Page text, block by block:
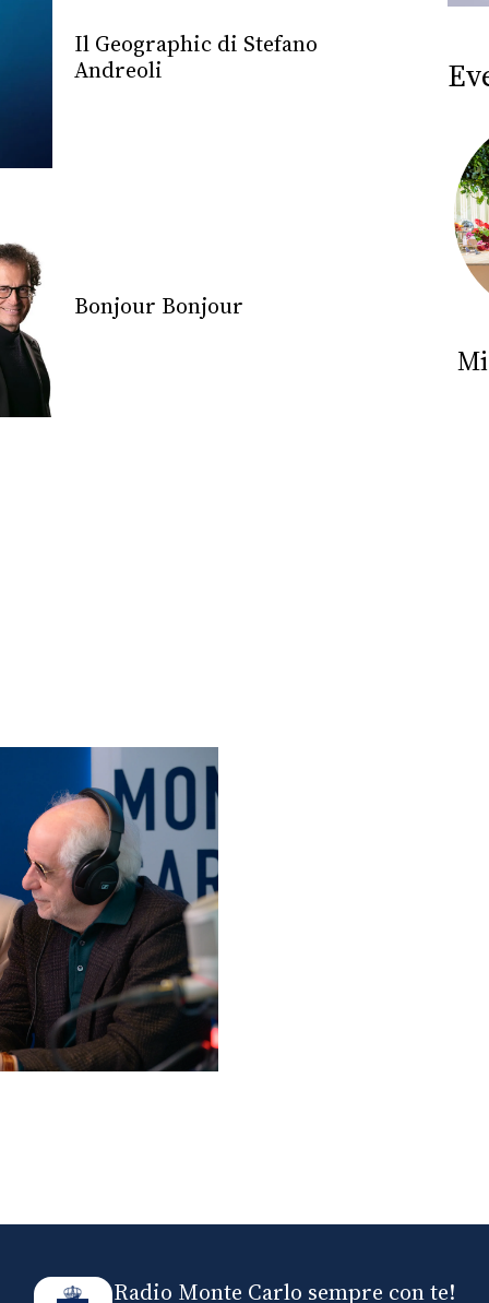
Il Geographic di Stefano
Andreoli
Bonjour Bonjour
Nick The Nightfly &
Radio Monte Carlo sempre con te!